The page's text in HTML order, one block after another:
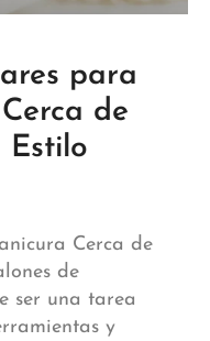
para
de
Estilo
Cerca de
de
ser una tarea
y